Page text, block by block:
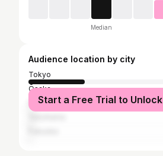
Median
Audience location by city
Tokyo
Ōsaka
Nagoya
Start a Free Trial to Unlock